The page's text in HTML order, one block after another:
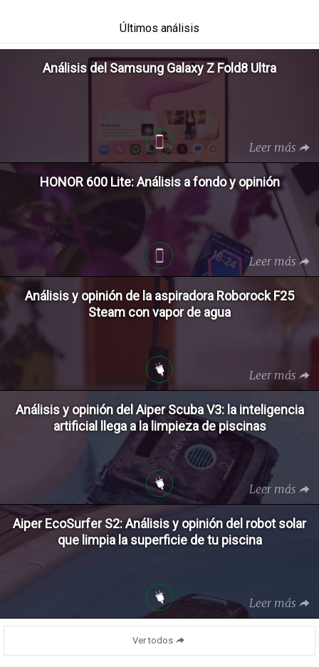
Últimos análisis
Análisis del Samsung Galaxy Z Fold8 Ultra
Leer más
HONOR 600 Lite: Análisis a fondo y opinión
Leer más
Análisis y opinión de la aspiradora Roborock F25
Steam con vapor de agua
Leer más
Análisis y opinión del Aiper Scuba V3: la inteligencia
artificial llega a la limpieza de piscinas
Leer más
Aiper EcoSurfer S2: Análisis y opinión del robot solar
que limpia la superficie de tu piscina
Leer más
Ver todos